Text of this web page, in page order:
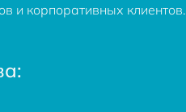
и корпоративных клиентов.